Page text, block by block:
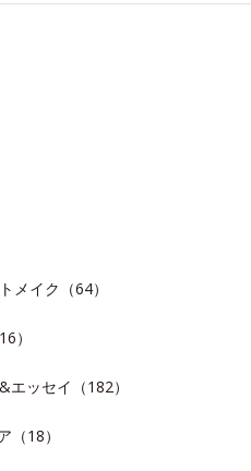
メイク（64）
）
エッセイ（182）
（18）